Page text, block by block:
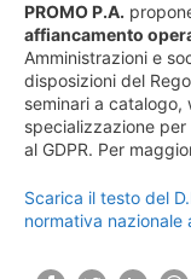
PROMO P.A.
affiancamento
Amministrazioni e
disposizioni del
seminari a catalogo,
specializzazione per
al GDPR. Per
Scarica il testo del
normativa nazionale